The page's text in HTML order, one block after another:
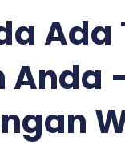
Ada
Anda